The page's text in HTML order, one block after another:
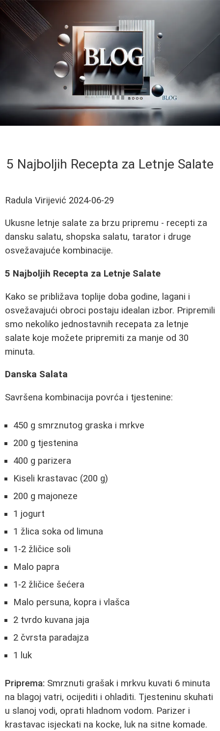
5 Najboljih Recepta za Letnje Salate
Radula Virijević 2024-06-29
Ukusne letnje salate za brzu pripremu - recepti za
dansku salatu, shopska salatu, tarator i druge
osvežavajuće kombinacije.
5 Najboljih Recepta za Letnje Salate
Kako se približava toplije doba godine, lagani i
osvežavajući obroci postaju idealan izbor. Pripremili
smo nekoliko jednostavnih recepata za letnje
salate koje možete pripremiti za manje od 30
minuta.
Danska Salata
Savršena kombinacija povrća i tjestenine:
450 g smrznutog graska i mrkve
200 g tjestenina
400 g parizera
Kiseli krastavac (200 g)
200 g majoneze
1 jogurt
1 žlica soka od limuna
1-2 žličice soli
Malo papra
1-2 žličice šećera
Malo persuna, kopra i vlašca
2 tvrdo kuvana jaja
2 čvrsta paradajza
1 luk
Priprema: Smrznuti grašak i mrkvu kuvati 6 minuta
na blagoj vatri, ocijediti i ohladiti. Tjesteninu skuhati
u slanoj vodi, oprati hladnom vodom. Parizer i
krastavac isjeckati na kocke, luk na sitne komade.